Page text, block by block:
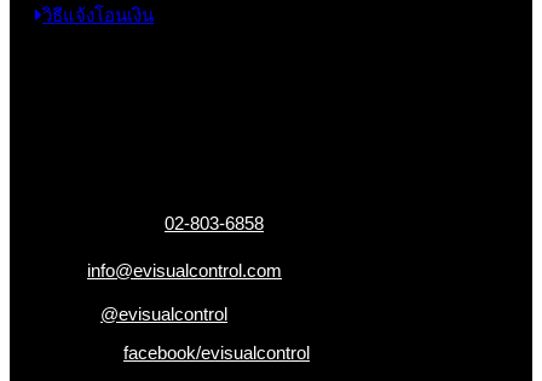
วิธีแจ้งโอนเงิน
02-803-6858
info@evisualcontrol.com
@evisualcontrol
facebook/evisualcontrol